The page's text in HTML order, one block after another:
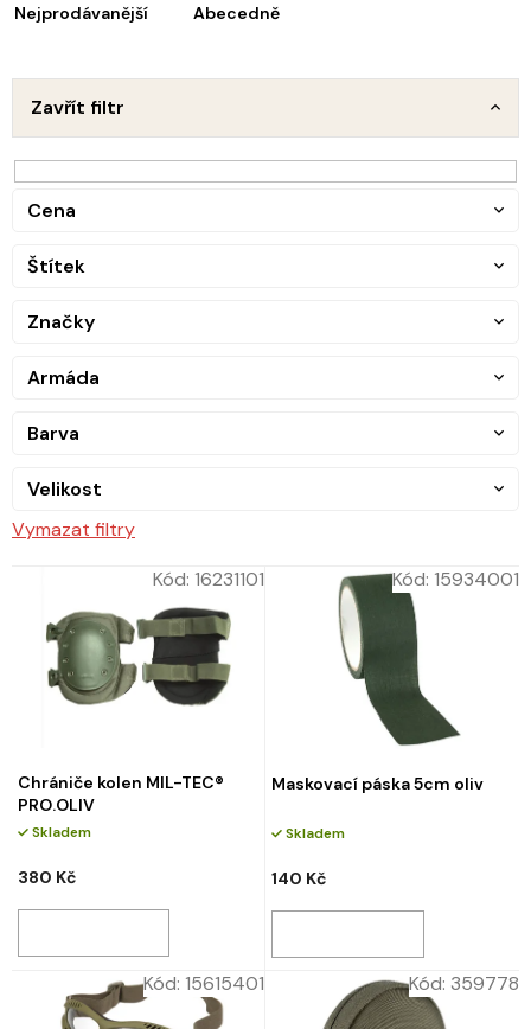
Nejprodávanější Abecedně
Zavřít filtr
Značky
Armáda
Barva
Velikost
Vymazat filtry
Cena
Štítek
p
o
t
Chrániče kolen MIL-TEC®
PRO.OLIV
Skladem
380 Kč
Kód: 16231101
Maskovací páska 5cm oliv
Skladem
140 Kč
Kód: 15934001
Kód: 15615401 Kód: 359778